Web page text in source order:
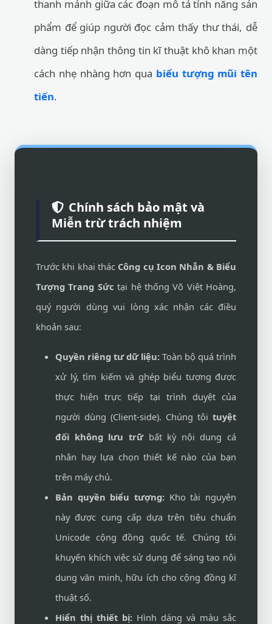
thanh mảnh giữa các đoạn mô tả tính năng sản
phẩm để giúp người đọc cảm thấy thư thái, dễ
dàng tiếp nhận thông tin kĩ thuật khô khan một
cách nhẹ nhàng hơn qua biểu tượng mũi tên
tiến.
Chính sách bảo mật và
Miễn trừ trách nhiệm
Trước khi khai thác Công cụ Icon Nhẫn & Biểu
Tượng Trang Sức tại hệ thống Võ Việt Hoàng,
quý người dùng vui lòng xác nhận các điều
khoản sau:
Quyền riêng tư dữ liệu: Toàn bộ quá trình
xử lý, tìm kiếm và ghép biểu tượng được
thực hiện trực tiếp tại trình duyệt của
người dùng (Client-side). Chúng tôi tuyệt
đối không lưu trữbất kỳ nội dung cá
nhân hay lựa chọn thiết kế nào của bạn
trên máy chủ.
Bản quyền biểu tượng: Kho tài nguyên
này được cung cấp dựa trên tiêu chuẩn
Unicode cộng đồng quốc tế. Chúng tôi
khuyến khích việc sử dụng để sáng tạo nội
dung văn minh, hữu ích cho cộng đồng kĩ
thuật số.
Hiển thị thiết bị: Hình dáng và màu sắc